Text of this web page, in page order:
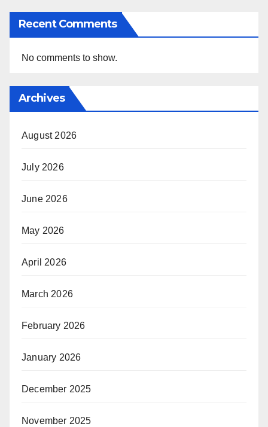
Recent Comments
No comments to show.
Archives
August 2026
July 2026
June 2026
May 2026
April 2026
March 2026
February 2026
January 2026
December 2025
November 2025